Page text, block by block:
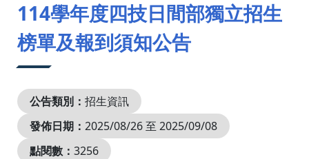
114學年度四技日間部獨立招生
榜單及報到須知公告
公告類別： 招生資訊
發佈日期： 2025/08/26 至 2025/09/08
點閱數： 3256